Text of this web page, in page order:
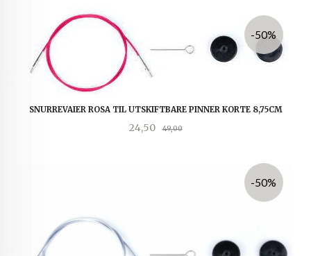
SNURREVAIER ROSA TIL UTSKIFTBARE PINNER KORTE 8,75CM
Tilbud
24,50 49,00Rabatt
-50%
-50%